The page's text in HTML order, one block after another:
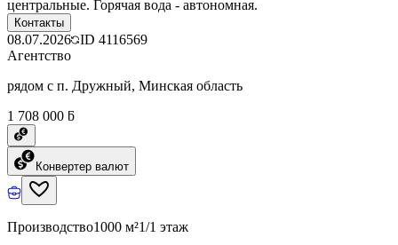
центральные. Горячая вода - автономная.
Контакты
08.07.2026 ID 4116569
Агентство
рядом с п. Дружный, Минская область
1 708 000 ƃ
Конвертер валют
Производство1000 м²1/1 этаж